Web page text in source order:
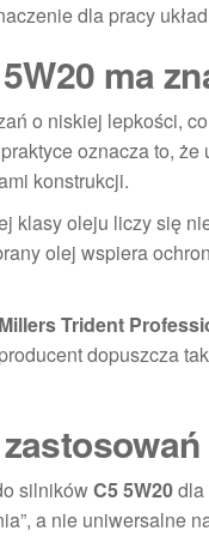
dla pracy
ma
o niskiej lepkości,
oznacza to,
konstrukcji.
klasy oleju liczy się
olej wspiera
Millers Trident
dopuszcza
silnikówC5 5W20dla
a nie uniwersalne